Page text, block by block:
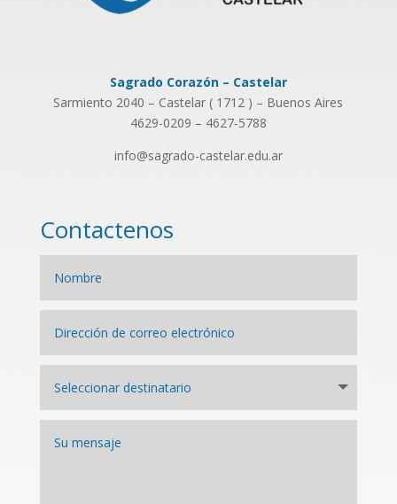
Sagrado Corazón – Castelar
Sarmiento 2040 – Castelar ( 1712 ) – Buenos Aires
4629-0209 – 4627-5788
info@sagrado-castelar.edu.ar
Contactenos